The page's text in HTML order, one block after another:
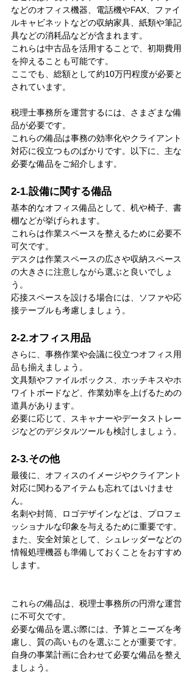
などのオフィス機器、電話機やFAX、ファイ
ルキャビネットなどの収納家具、紙類や筆記
具などの消耗品などが含まれます。
これらは中古品を活用することで、初期費用
を抑えることも可能です。
ここでも、総額として約10万円程度が必要と
されています。
税理士事務所を運営するには、さまざまな備
品が必要です。
これらの備品は事務の効率化やクライアント
対応に役立つものばかりです。以下に、主な
必要な備品をご紹介します。
2-1.設備に関する備品
基本的なオフィス備品として、机や椅子、書
棚などが挙げられます。
これらは作業スペースを整えるために必要不
可欠です。
デスクは作業スペースの広さや収納スペース
の大きさに注意しながら選ぶと良いでしょ
う。
応接スペースを設ける場合には、ソファや応
接テーブルも考慮しましょう。
2-2.オフィス用品
さらに、事務作業や会議に役立つオフィス用
品も揃えましょう。
文具類やファイルボックス、ホッチキスやホ
ワイトボードなど、作業効率を上げるための
道具があります。
必要に応じて、スキャナーやデータストレー
ジなどのデジタルツールも検討しましょう。
2-3.その他
最後に、オフィスのイメージやクライアント
対応に関わるアイテムも忘れてはいけませ
ん。
名刺や封筒、ロゴデザインなどは、プロフェ
ッショナルな印象を与えるために重要です。
また、安全対策として、シュレッダーなどの
情報処理機器も準備しておくことをおすすめ
します。
これらの備品は、税理士事務所の円滑な運営
に不可欠です。
必要な備品を選ぶ際には、予算とニーズを考
慮し、質の高いものを選ぶことが重要です。
自身の事業計画に合わせて必要な備品を整え
ましょう。